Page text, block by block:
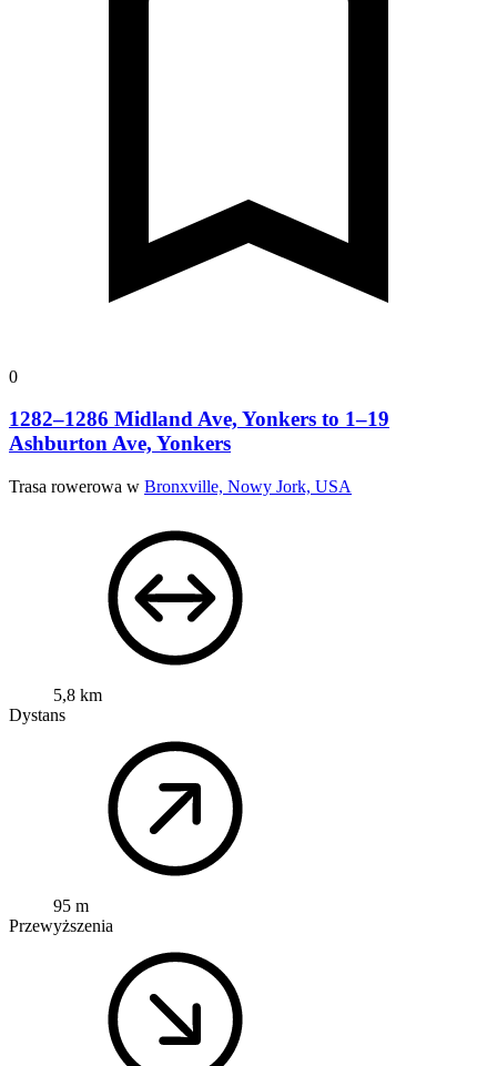
0
1282–1286 Midland Ave, Yonkers to 1–19
Ashburton Ave, Yonkers
Trasa rowerowa w Bronxville, Nowy Jork, USA
5,8 km
Dystans
95 m
Przewyższenia